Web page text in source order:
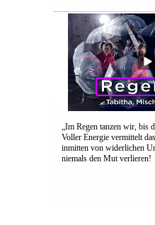
„Im Regen tanzen wir, bis
Voller Energie vermittelt
inmitten von widerlichen
niemals den Mut verlieren!